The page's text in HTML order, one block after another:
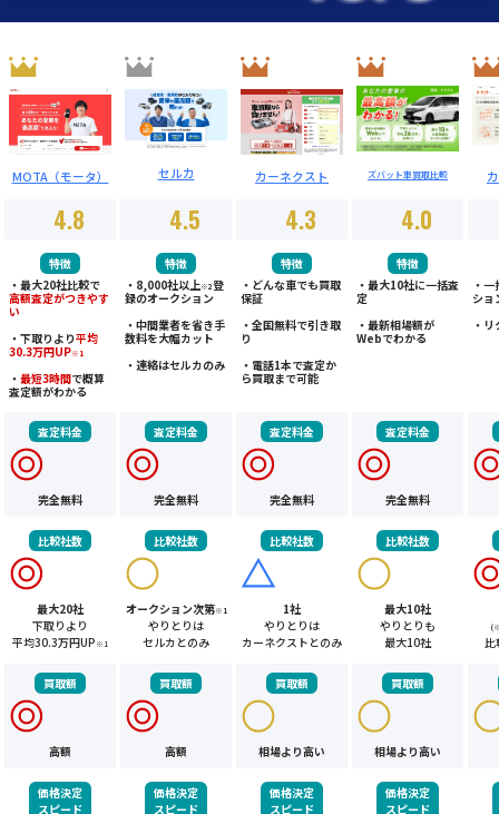
MOTA（モータ） セルカ カーネクスト ズバット車買取比較
4.8 4.5 4.3 4.0
特徴
・最大20社比較で
高額査定がつきやす
い
・下取りより平均
30.3万円UP※1
・ 最短3時間で概算
査定額がわかる
特徴
・8,000社以上※2登
録のオークション
・中間業者を省き手
数料を大幅カット
・連絡はセルカのみ
特徴
・どんな車でも買取
保証
・全国無料で引き取
り
・電話1本で査定か
ら買取まで可能
特徴
・最大10社に一括査
定
・最新相場額が
Webでわかる
・
ショ
・
査定料金
完全無料
査定料金
完全無料
査定料金
完全無料
査定料金
完全無料
比較社数
最大20社
下取りより
平均30.3万円UP ※1
比較社数
オークション次第※1
やりとりは
セルカとのみ
比較社数
1社
やりとりは
カーネクストとのみ
比較社数
最大10社
やりとりも
最大10社
比
買取額
高額
買取額
高額
買取額
相場より高い
買取額
相場より高い
価格決定
スピード
価格決定
スピード
価格決定
スピード
価格決定
スピード